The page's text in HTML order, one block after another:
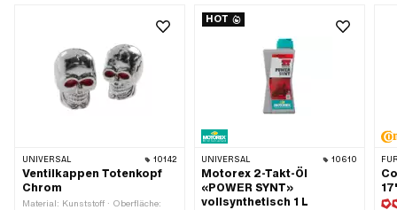
UNIVERSAL 10142
Ventilkappen Totenkopf
Chrom
Material: Kunststoff · Oberfläche:
HOT
UNIVERSAL 10610
Motorex 2-Takt-Öl
«POWER SYNT»
vollsynthetisch 1 L